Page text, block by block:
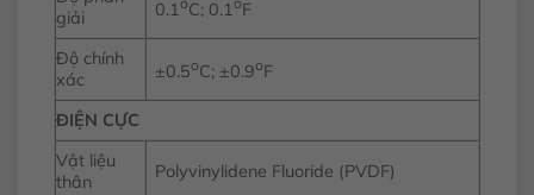
giải
0.1 C; 0.1 F
Độ chính
xác
±0.5oC; ±0.9oF
ĐIỆN CỰC
Vật liệu
thân
Polyvinylidene Fluoride (PVDF)